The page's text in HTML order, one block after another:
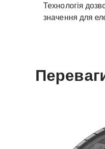
Технологія
значення для